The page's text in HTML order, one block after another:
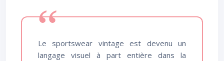
Le sportswear vintage est devenu un
langage visuel à part entière dans la